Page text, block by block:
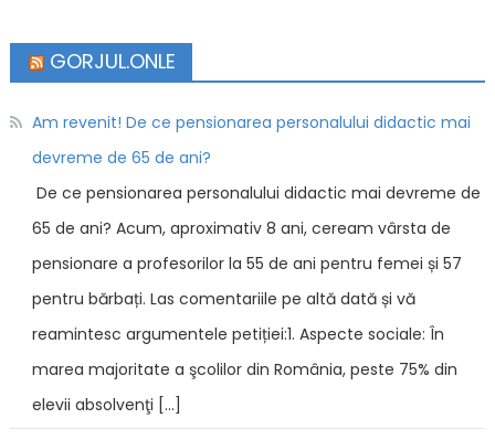
GORJUL.ONLE
Am revenit! De ce pensionarea personalului didactic mai
devreme de 65 de ani?
De ce pensionarea personalului didactic mai devreme de
65 de ani? Acum, aproximativ 8 ani, ceream vârsta de
pensionare a profesorilor la 55 de ani pentru femei și 57
pentru bărbați. Las comentariile pe altă dată și vă
reamintesc argumentele petiției:1. Aspecte sociale: În
marea majoritate a şcolilor din România, peste 75% din
elevii absolvenţi […]